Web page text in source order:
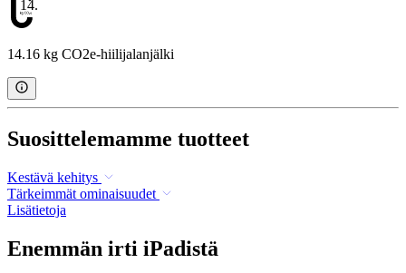
14.16
14.16 kg CO2e-hiilijalanjälki
Suosittelemamme tuotteet
Kestävä kehitys
Tärkeimmät ominaisuudet
Lisätietoja
Enemmän irti iPadistä